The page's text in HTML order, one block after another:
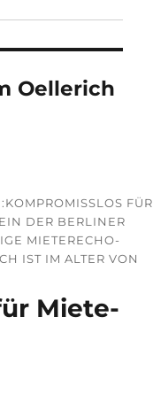
Oellerich
FÜR
DER BERLINER
MIETERECHO-
IST IM ALTER VON
Mie­te­